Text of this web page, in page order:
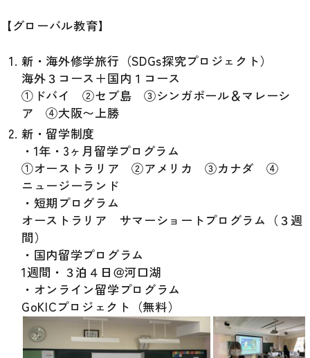
【グローバル教育】
新・海外修学旅行（SDGs探究プロジェクト）
海外３コース＋国内１コース
①ドバイ ②セブ島 ③シンガポール＆マレーシ
ア ④大阪〜上勝
新・留学制度
・1年・3ヶ月留学プログラム
①オーストラリア ②アメリカ ③カナダ ④
ニュージーランド
・短期プログラム
オーストラリア サマーショートプログラム（３週
間）
・国内留学プログラム
1週間・３泊４日＠河口湖
・オンライン留学プログラム
GoKICプロジェクト（無料）